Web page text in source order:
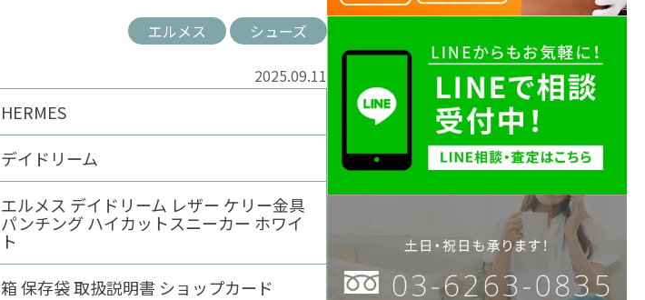
エルメス シューズ
2025.09.11
HERMES
デイドリーム
エルメス デイドリーム レザー ケリー金具
パンチング ハイカットスニーカー ホワイ
ト
箱 保存袋 取扱説明書 ショップカード